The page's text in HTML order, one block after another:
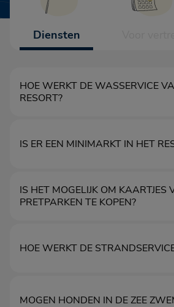
Diensten
HOE WERKT DE WASSERVICE
RESORT?
Er zijn wasmachines die op munten
IS ER EEN MINIMARKT IN HET
Er zijn een minimarkt en een bazaar in
IS HET MOGELIJK OM KAARTJES
PRETPARKEN TE KOPEN?
Ja, dat is mogelijk.
HOE WERKT DE
Het is mogelijk om de strandservice
MOGEN HONDEN IN DE ZEE